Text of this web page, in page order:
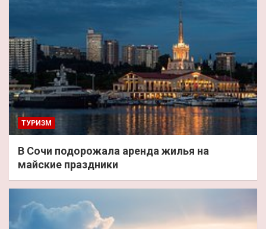
ТУРИЗМ
В Сочи подорожала аренда жилья на
майские праздники